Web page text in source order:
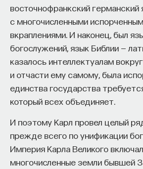
восточнофранкский германский
с многочисленными
вкраплениями. И наконец, был
богослужений, язык Библии —
казалось интеллектуалам
и отчасти ему самому, была
единства государства
который всех объединяет.
И поэтому Карл провел целый
прежде всего по унификации
Империя Карла Великого
многочисленные земли бывшей